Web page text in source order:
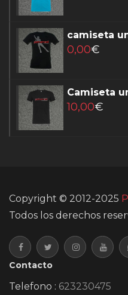
camiseta
0,00€
Camiseta
10,00€
Copyright © 2012-2025
Todos los derechos
Contacto
Telefono : 623230475